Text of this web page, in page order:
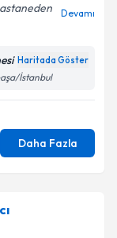
Aydınlatma
belirtilen
Devamı
Haritada Göster
İstanbul
Daha Fazla